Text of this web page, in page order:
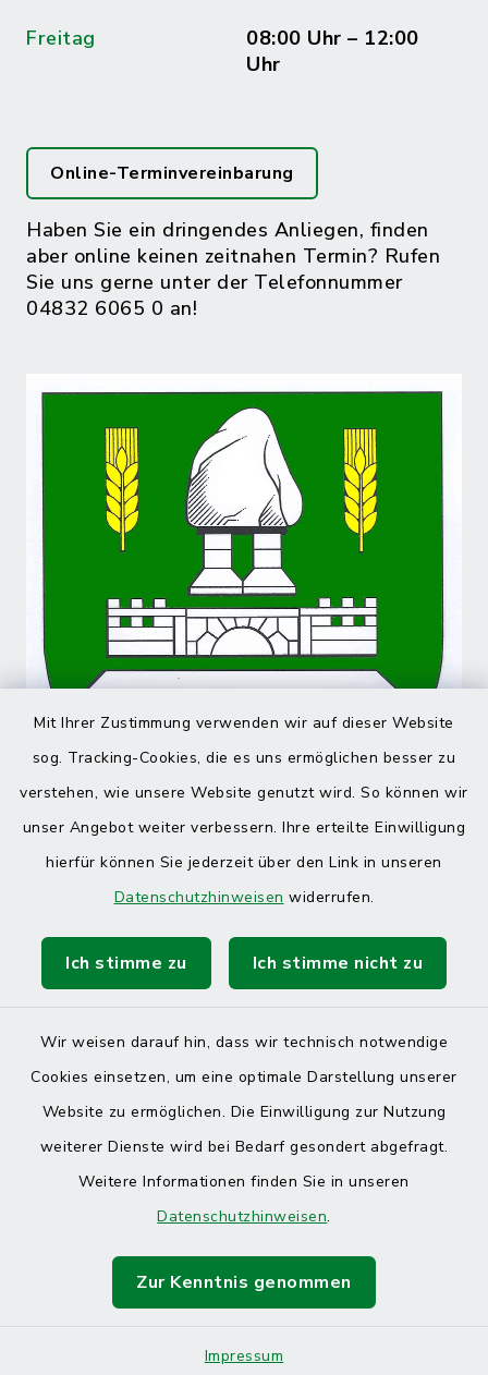
Mit Ihrer Zustimmung verwenden wir auf dieser Website
sog. Tracking-Cookies, die es uns ermöglichen besser zu
verstehen, wie unsere Website genutzt wird. So können wir
unser Angebot weiter verbessern. Ihre erteilte Einwilligung
hierfür können Sie jederzeit über den Link in unseren
Datenschutzhinweisen widerrufen.
Ich stimme zu Ich stimme nicht zu
Wir weisen darauf hin, dass wir technisch notwendige
Cookies einsetzen, um eine optimale Darstellung unserer
Website zu ermöglichen. Die Einwilligung zur Nutzung
weiterer Dienste wird bei Bedarf gesondert abgefragt.
Weitere Informationen finden Sie in unseren
Datenschutzhinweisen.
Zur Kenntnis genommen
Impressum
Freitag
08:00 Uhr – 12:00
Uhr
Online-Terminvereinbarung
Haben Sie ein dringendes Anliegen, finden
aber online keinen zeitnahen Termin? Rufen
Sie uns gerne unter der Telefonnummer
04832 6065 0 an!
Kontakt
Datenschutz
Impressum
Sitemap
Cookie-Einstellungen